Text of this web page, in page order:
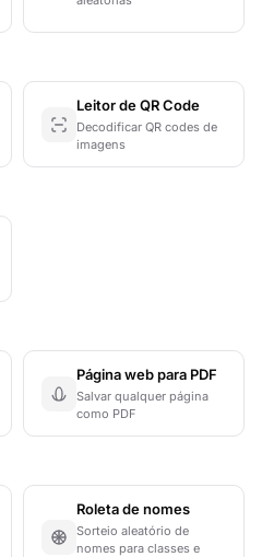
Leitor de QR Code
Decodificar QR codes de
imagens
Página web para PDF
Salvar qualquer página
como PDF
Roleta de nomes
Sorteio aleatório de
nomes para classes e